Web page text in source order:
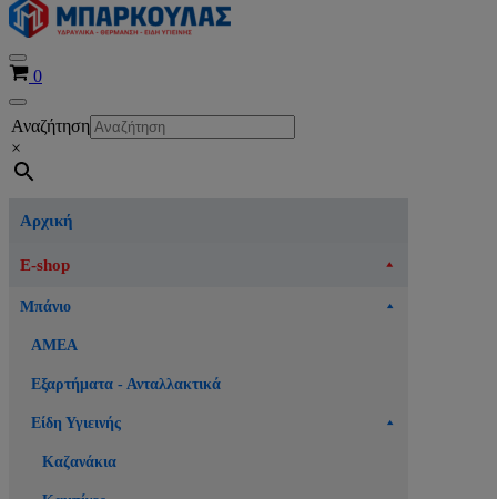
Μενού
πλοήγησης
Καλάθι
0
Μενού
πλοήγησης
Αναζήτηση
×
Αρχική
E-shop
Μπάνιο
ΑΜΕΑ
Εξαρτήματα - Ανταλλακτικά
Είδη Υγιεινής
Καζανάκια